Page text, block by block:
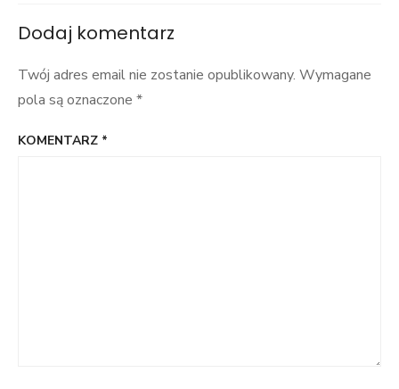
Dodaj komentarz
Twój adres email nie zostanie opublikowany. Wymagane
pola są oznaczone *
KOMENTARZ *